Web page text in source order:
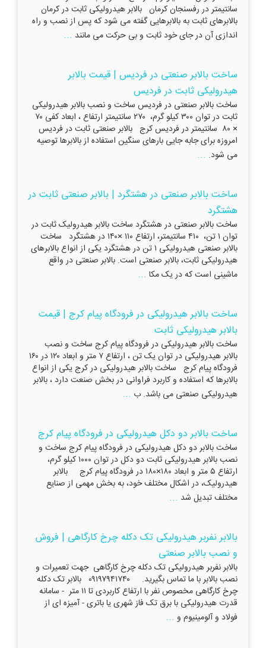
سانتیمتر در رفسنجان کرمان بالابر هیدرولیکی ثابت در کرمان
بالابرهای ثابت به بالابرهایی گفته می شود که پس از نصب و راه
اندازی آن در جای خود ثابت و بی حرکت می مانند ...
ساخت بالابر صنعتی در فردیس | قیمت بالابر
هیدرولیکی ثابت در فردیس
ساخت بالابر صنعتی در فردیس ساخت و نصب بالابر هیدرولیکی
ثابت در توان ۳۰۰ کیلو گرم، ۲۷۰ سانتیمتر ارتفاع ، ابعاد کفی ۷۰
× ۸۰ سانتیمتر در فردیس کرج بالابر صنعتی ثابت در فردیس
امروزه برای جابه جایی بارهای سنگین استفاده از بالابرها توصیه
می شود. ...
ساخت بالابر صنعتی در هشتگرد | بالابر صنعتی ثابت در
هشتگرد
ساخت بالابر صنعتی در هشتگرد ساخت بالابر هیدرولیک ثابت در
توان ۱ تن، ۴۱۰ سانتیمتر، ارتفاع ۱۱۰ ×۱۴۰ در هشتگرد ساخت
بالابر صنعتی هیدرولیکی ۱ تن در هشتگرد یکی از انواع بالابرهای
هیدرولیکی ثابت، بالابر صنعتی است. بالابر صنعتی در واقع
ماشینی است که در یک مکا ...
ساخت بالابر هیدرولیکی در فرودگاه پیام کرج | قیمت
بالابر هیدرولیکی ثابت
ساخت بالابر هیدرولیکی در فرودگاه پیام کرج ساخت و نصب
بالابر هیدرولیکی در توان یک تن ، ارتفاع ۷ متر و ابعاد ۱۲۰ در ۱۶۰
فرودگاه پیام کرج ساخت بالابر هیدرولیکی در کرج یکی از انواع
بالابرها که استفاده و کاربرد فراوانی در بخش صنعت دارد ، بالابر
هیدرولیکی صنعتی می باشد. ب ...
ساخت بالابر دو دکل هیدرولیکی در فرودگاه پیام کرج
ساخت بالابر دو دکل هیدرولیکی در فرودگاه پیام کرج ساخت و
نصب بالابر هیدرولیکی ثابت دو دکل در توان ۱۰۰۰ کیلو گرم،
ارتفاع ۵ متر و ابعاد ۱۸۰×۱۸۰ در فرودگاه پیام کرج بالابر
هیدرولیک، در اشکال مختلف خود، به بخش مهمی از صنایع
مختلف تبدیل شد ...
بالابر نفربر هیدرولیکی تک دکله چرخ کارگاهی | فروش
و نصب بالابر صنعتی
بالابر نفربر هیدرولیکی تک دکله چرخ کارگاهی جهت تعمیرات و
نصب بالابر با ما تماس بگیرید. ۰۹۱۹۷۹۴۱۷۴۰ بالابر تک دکله
چرخ کارگاهی مخصوص نفر با ارتفاع کاربردی تا ۱۱ متر - سامانه
قدرت هیدرولیکی با برق تک فاز شهری یا باتری - آمیزه ای از
فولاد و آلومینیوم و ...